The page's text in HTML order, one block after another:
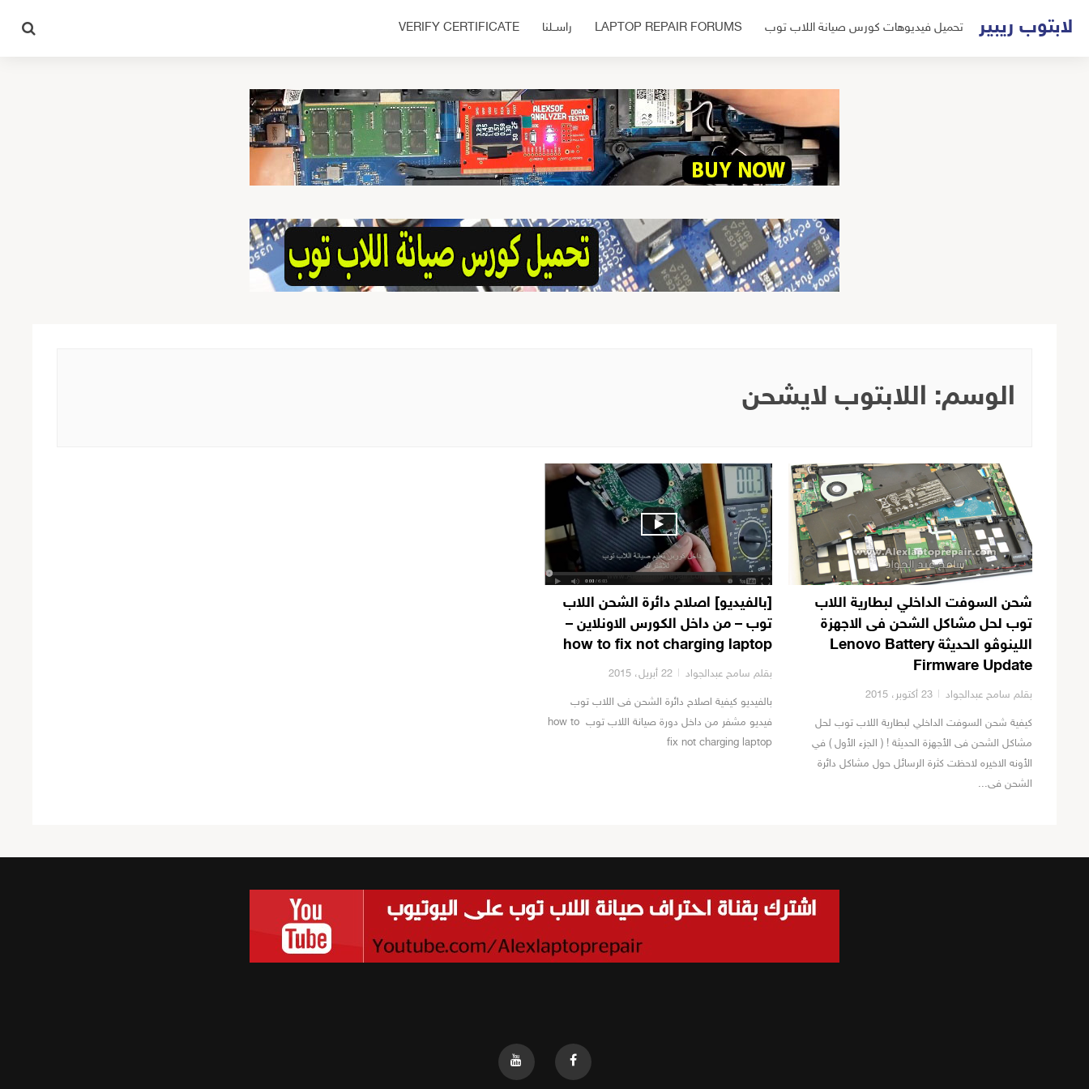
لابتوب ريبير تحميل فيديوهات كورس صيانة اللاب توب LAPTOP REPAIR FORUMS راســلنا VERIFY CERTIFICATE
الوسم: اللابتوب لايشحن
شحن السوفت الداخلي لبطارية اللاب
توب لحل مشاكل الشحن فى الاجهزة
اللينوڤو الحديثة Lenovo Battery
Firmware Update
بقلم سامح عبدالجواد 23 أكتوبر، 2015
كيفية شحن السوفت الداخلي لبطارية اللاب توب لحل
مشاكل الشحن فى الأجهزة الحديثة ! ( الجزء الأول ) في
الأونه الاخيره لاحظت كثرة الرسائل حول مشاكل دائرة
الشحن فى...
[بالفيديو] اصلاح دائرة الشحن اللاب
توب – من داخل الكورس الاونلاين –
how to fix not charging laptop
بقلم سامح عبدالجواد 22 أبريل، 2015
بالفيديو كيفية اصلاح دائرة الشحن فى اللاب توب
فيديو مشفر من داخل دورة صيانة اللاب توب how to
fix not charging laptop